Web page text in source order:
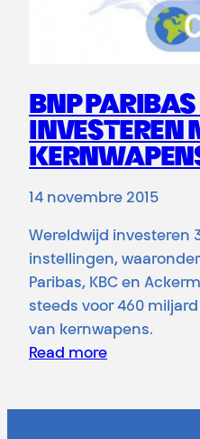
BNP PARIBAS
INVESTEREN
14 novembre 2015
Wereldwijd investeren
instellingen,
Paribas, KBC en
steeds voor 460
van kernwapens.
Read more